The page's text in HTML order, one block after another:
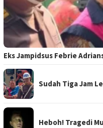
Eks Jampidsus Febrie
Sudah Tiga Jam
Heboh! Tragedi